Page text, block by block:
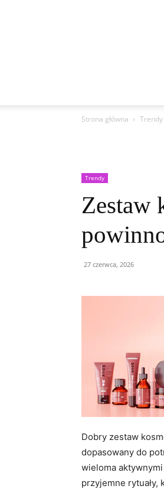
Strona główna Trendy
Trendy
Zestaw
27 czerwca, 2026
Dobry zestaw
dopasowany do
wieloma
przyjemne rytuały,